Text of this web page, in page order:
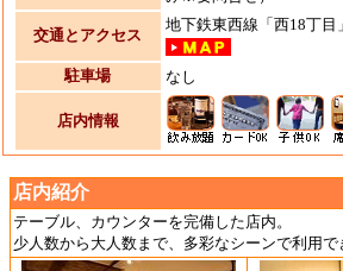
交通とアクセス
地下鉄東西線「西18丁
駐車場 なし
店内情報
店内紹介
テーブル、カウンターを完備した店内。
少人数から大人数まで、多彩なシーンで利用で